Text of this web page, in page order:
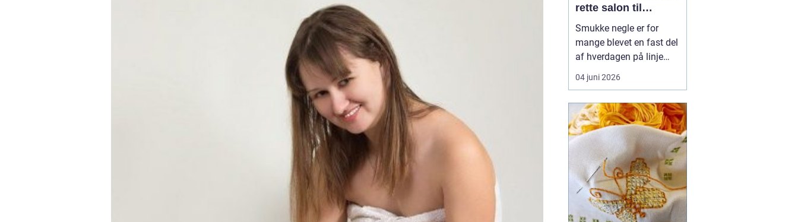
rette salon til
hverdagsvenlige
Smukke negle er for
mange blevet en fast del
af hverdagen på linje
med frisør og hudpleje.
Når man
det sjældent kun om
farve og design. De
fleste ønsker negle, der...
04 juni 2026